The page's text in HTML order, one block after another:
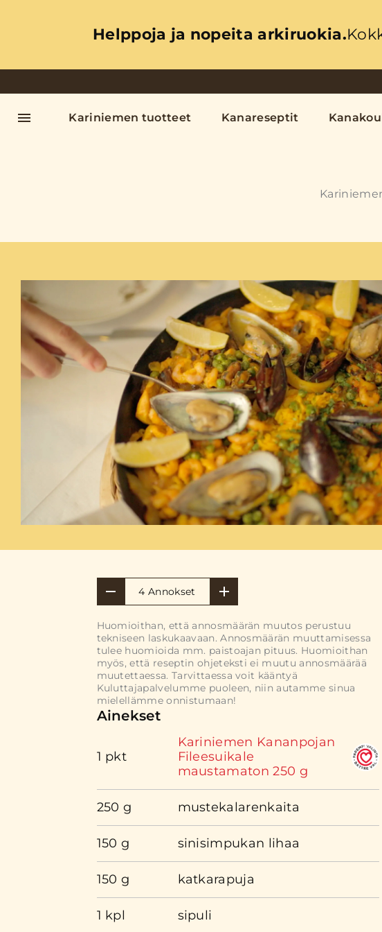
Helppoja ja nopeita arkiruokia.
Kariniemen tuotteet Kanareseptit
4 Annokset
Huomioithan, että annosmäärän muutos perustuu
tekniseen laskukaavaan. Annosmäärän muuttamisessa
tulee huomioida mm. paistoajan pituus. Huomioithan
myös, että reseptin ohjeteksti ei muutu annosmäärää
muutettaessa. Tarvittaessa voit kääntyä
Kuluttajapalvelumme puoleen, niin autamme sinua
mielellämme onnistumaan!
Ainekset
1 pkt
Kariniemen Kananpojan
Fileesuikale
maustamaton 250 g
250 g mustekalarenkaita
150 g sinisimpukan lihaa
150 g katkarapuja
1 kpl sipuli